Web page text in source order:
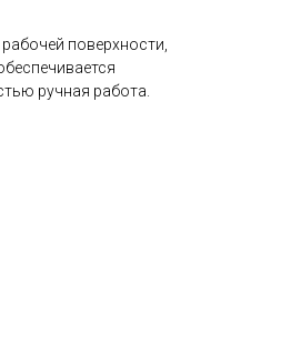
поверхности,
ручная работа.